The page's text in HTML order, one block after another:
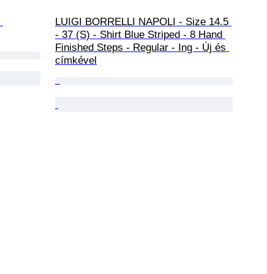
LUIGI BORRELLI NAPOLI - Size 14.5
- 37 (S) - Shirt Blue Striped - 8 Hand
Finished Steps - Regular - Ing - Új és
címkével